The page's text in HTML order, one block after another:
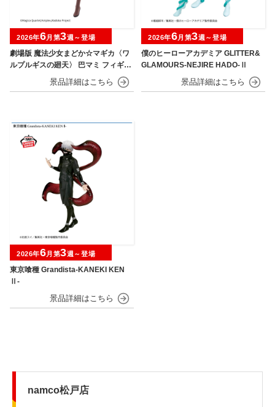
劇場版 魔法少女まどか☆マギカ〈ワ
ルプルギスの廻天〉 巴マミ フィギュ
2026年6月第3週～登場
僕のヒーローアカデミア GLITTER&
GLAMOURS-NEJIRE HADO-Ⅱ
2026年6月第3週～登場
東京喰種 Grandista-KANEKI KEN
Ⅱ-
2026年6月第3週～登場
namco松戸店